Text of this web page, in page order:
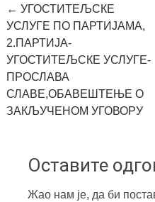
Post
navigation
← УГОСТИТЕЉСКЕ
УСЛУГЕ ПО ПАРТИЈАМА,
2.ПАРТИЈА-
УГОСТИТЕЉСКЕ УСЛУГЕ-
ПРОСЛАВА
СЛАВЕ,ОБАВЕШТЕЊЕ О
ЗАКЉУЧЕНОМ УГОВОРУ
Оставите
Жао нам је, да би